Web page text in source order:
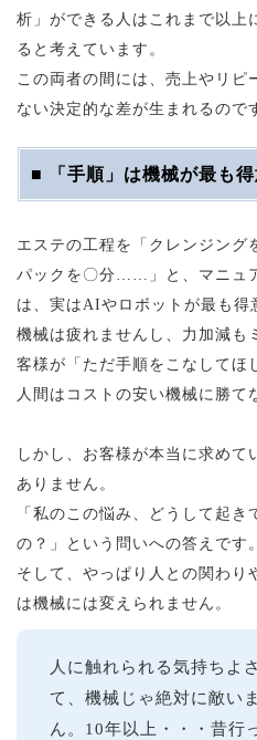
析」ができる人はこれまで以上
ると考えています。
この両者の間には、売上やリピ
ない決定的な差が生まれるので
■ 「手順」は機械が最も
エステの工程を「クレンジング
パックを〇分……」と、マニュ
は、実はAIやロボットが最も得
機械は疲れませんし、力加減も
客様が「ただ手順をこなしてほ
人間はコストの安い機械に勝て
しかし、お客様が本当に求めて
ありません。
「私のこの悩み、どうして起
の？」という問いへの答えです。
そして、やっぱり人との関わり
は機械には変えられません。
人に触れられる気持ちよ
て、機械じゃ絶対に敵い
ん。10年以上・・・昔行